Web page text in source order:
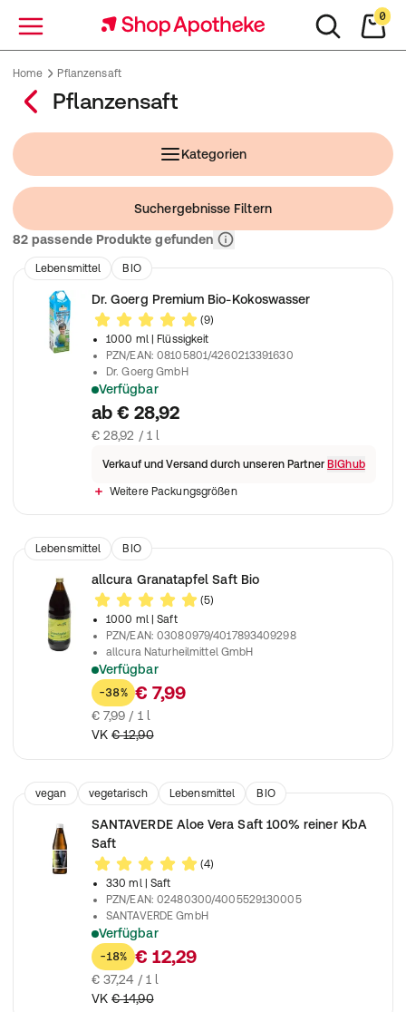
Menü
0
Home Pflanzensaft
Pflanzensaft
Kategorien
Suchergebnisse Filtern
82 passende Produkte gefundenRelevanz
Lebensmittel BIO
Dr. Goerg Premium Bio-Kokoswasser
(9)
1000 ml
| Flüssigkeit
PZN/EAN:08105801/4260213391630
Dr. Goerg GmbH
Verfügbar
100 % reines Premium Bio-Kokoswasser aus erntefrischen
ab € 28,92
€ 28,92 / 1 l
Verkauf und Versand durch unseren Partner BIGhub
Weitere Packungsgrößen
Lebensmittel BIO
allcura Granatapfel Saft Bio
(5)
1000 ml
| Saft
PZN/EAN:03080979/4017893409298
allcura Naturheilmittel GmbH
Verfügbar
Mit Granatapfelsaft aus biologischem Anbau
-38% € 7,99
€ 7,99 / 1 l
VK € 12,90
vegan vegetarisch Lebensmittel BIO
SANTAVERDE Aloe Vera Saft 100% reiner KbA
Saft
(4)
330 ml
| Saft
PZN/EAN:02480300/4005529130005
SANTAVERDE GmbH
Verfügbar
Purer Aloe Vera Saft zur täglichen Ergänzung
-18% € 12,29
€ 37,24 / 1 l
VK € 14,90